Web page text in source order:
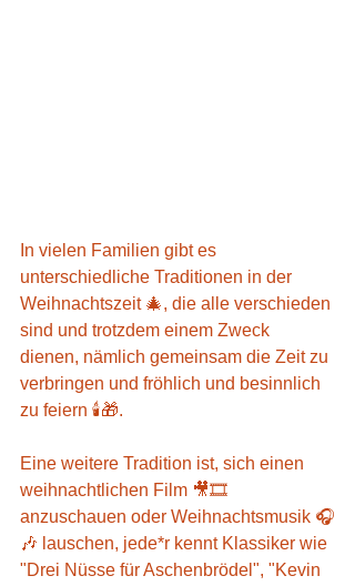
In vielen Familien gibt es
unterschiedliche Traditionen in der
Weihnachtszeit 🎄, die alle verschieden
sind und trotzdem einem Zweck
dienen, nämlich gemeinsam die Zeit zu
verbringen und fröhlich und besinnlich
zu feiern 🕯️🎁.
Eine weitere Tradition ist, sich einen
weihnachtlichen Film 🎥🎞️
anzuschauen oder Weihnachtsmusik 🎧
🎶 lauschen, jede*r kennt Klassiker wie
"Drei Nüsse für Aschenbrödel", "Kevin